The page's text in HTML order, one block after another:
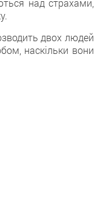
над страхами,
двох людей
наскільки вони